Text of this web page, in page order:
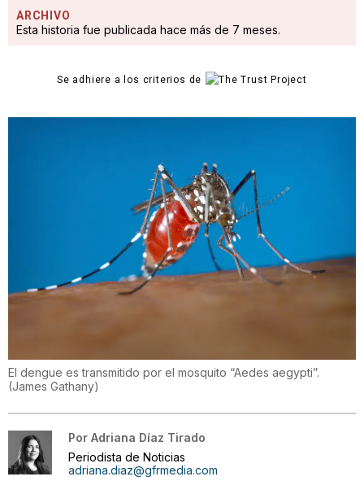
ARCHIVO
Esta historia fue publicada hace más de 7 meses.
Se adhiere a los criterios de
El dengue es transmitido por el mosquito “Aedes aegypti”.
(James Gathany)
Por Adriana Díaz Tirado
Periodista de Noticias
adriana.diaz@gfrmedia.com